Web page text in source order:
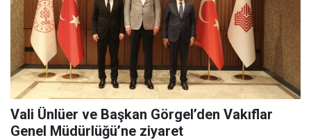
Vali Ünlüer ve Başkan Görgel’den Vakıflar
Genel Müdürlüğü’ne ziyaret